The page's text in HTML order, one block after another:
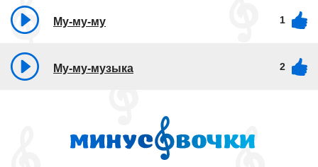
Му-му-му 1
Му-му-музыка 2